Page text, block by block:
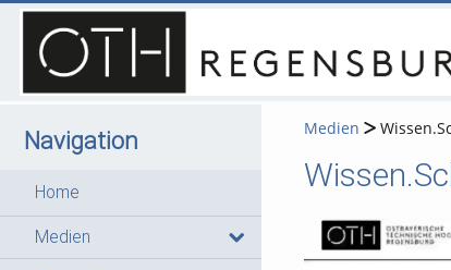
Navigation
Home
Medien
Medien